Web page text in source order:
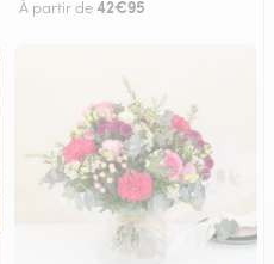
À partir de42€95